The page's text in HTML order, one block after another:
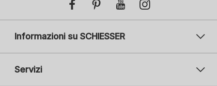
Informazioni su SCHIESSER
Servizi